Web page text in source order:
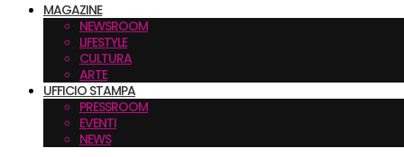
MAGAZINE
NEWSROOM
LIFESTYLE
CULTURA
ARTE
UFFICIO STAMPA
PRESSROOM
EVENTI
NEWS